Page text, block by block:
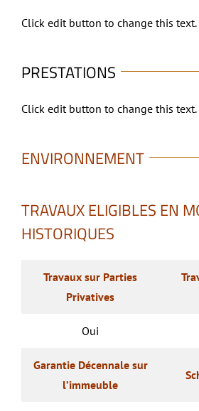
Click edit button to change this text.
PRESTATIONS
Click edit button to change this text.
ENVIRONNEMENT
TRAVAUX ELIGIBLES EN
HISTORIQUES
Travaux sur Parties
Privatives
Oui
Garantie Décennale sur
l’immeuble